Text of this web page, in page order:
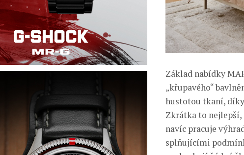
Základ nabídky
„křupavého“
hustotou tkaní, díky
Zkrátka to nejlepší,
navíc pracuje
splňujícími